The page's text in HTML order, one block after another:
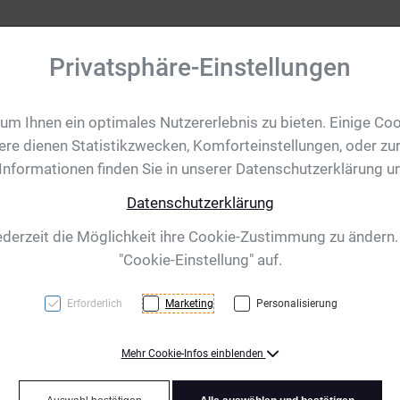
Ihre Eventanfrage Shop für CH/
mm
Privatsphäre-Einstellungen
Ihnen ein optimales Nutzererlebnis zu bieten. Einige
dienen Statistikzwecken, Komforteinstellungen, oder
finden Sie in unserer Datenschutzerklärung
Datenschutzerklärung
die Möglichkeit ihre Cookie-Zustimmung zu
"Cookie-Einstellung" auf.
Erforderlich Marketing Personalisierung
Mehr Cookie-Infos einblenden